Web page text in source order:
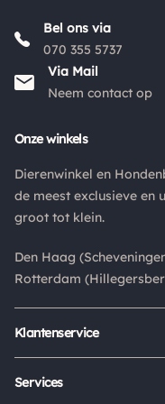
Bel ons via
070 355 5737
Via Mail
Neem contact op
Onze winkels
Dierenwinkel en
de meest exclusieve en
groot tot klein.
Den Haag
Rotterdam
Klantenservice
Services